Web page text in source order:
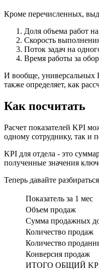
Кроме перечисленных,
Доля объема работ
Скорость
Поток задач на
Время работы за
И вообще, универсальных
также определяет, как
Как посчитать
Расчет показателей KPI
одному сотруднику, так и
KPI для отдела - это
полученные значения
Теперь давайте
Показатель за 1 мес
Объем продаж
Сумма продажных
Количество продаж
Количество
Конверсия продаж
ИТОГО ОБЩИЙ KP